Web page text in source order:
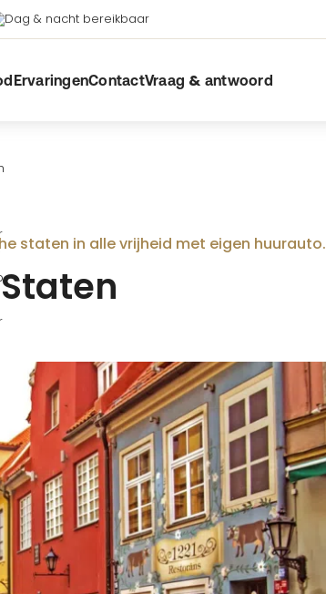
Dag & nacht bereikbaar
ErvaringenContactVraag & antwoord
staten in alle vrijheid met eigen huurauto.